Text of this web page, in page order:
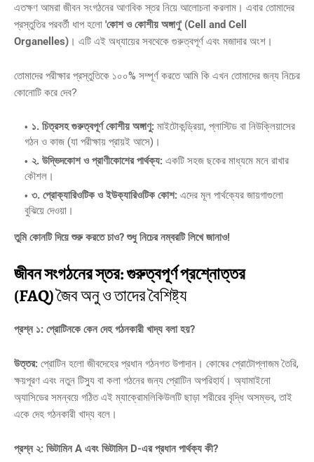
এতক্ষণ আমরা জীবন সংগঠনের আণবিক স্তর নিয়ে আলোচনা করলাম। এবার তোমাদের
প্রস্তুতির পরবর্তী ধাপ হলো 'কোশ ও কোশীয় অঙ্গাণু' (Cell and Cell
Organelles) । এটি এই অধ্যায়ের সবথেকে গুরুত্বপূর্ণ এবং মজাদার অংশ।
​তোমাদের পরীক্ষার প্রস্তুতিকে ১০০% সম্পূর্ণ করতে আমি কি এখন তোমাদের জন্য নিচের
কোনোটি করে দেব?
১. চিত্রসহ গুরুত্বপূর্ণ কোশীয় অঙ্গাণু: মাইটোকন্ড্রিয়া, প্লাস্টিড বা নিউক্লিয়াসের
গঠন ও কাজ (যা পরীক্ষায় প্রায়ই আসে)।
২. উদ্ভিদকোশ ও প্রাণীকোশের পার্থক্য: একটি সহজ ছকের মাধ্যমে মনে রাখার
কৌশল।
৩. প্রোক্যারিওটিক ও ইউক্যারিওটিক কোশ: এদের মূল পার্থক্যের জায়গাগুলো
বুঝিয়ে দেওয়া।
তুমি কোনটি দিয়ে শুরু করতে চাও? শুধু নিচের নম্বরটি লিখে জানাও!
জীবন সংগঠনের স্তর: গুরুত্বপূর্ণ প্রশ্নোত্তর
(FAQ)জৈব অনু ও তাদের বৈশিষ্ট্য
প্রশ্ন ১: প্রোটিনকে কেন দেহ গঠনকারী খাদ্য বলা হয়?
উত্তর: প্রোটিন হলো জীবদেহের প্রধান গঠনগত উপাদান। কোষের প্রোটোপ্লাজম তৈরি,
ক্ষয়পূরণ এবং নতুন টিস্যু বা কলা গঠনের জন্য প্রোটিন অপরিহার্য। অ্যামাইনো
অ্যাসিডের সমন্বয়ে গঠিত এই ম্যাক্রোমলিকিউলটি ছাড়া শরীরের বৃদ্ধি অসম্ভব, তাই
একে দেহ গঠনকারী খাদ্য বলে।
প্রশ্ন ২: ভিটামিন A এবং ভিটামিন D-এর প্রধান পার্থক্য কী?